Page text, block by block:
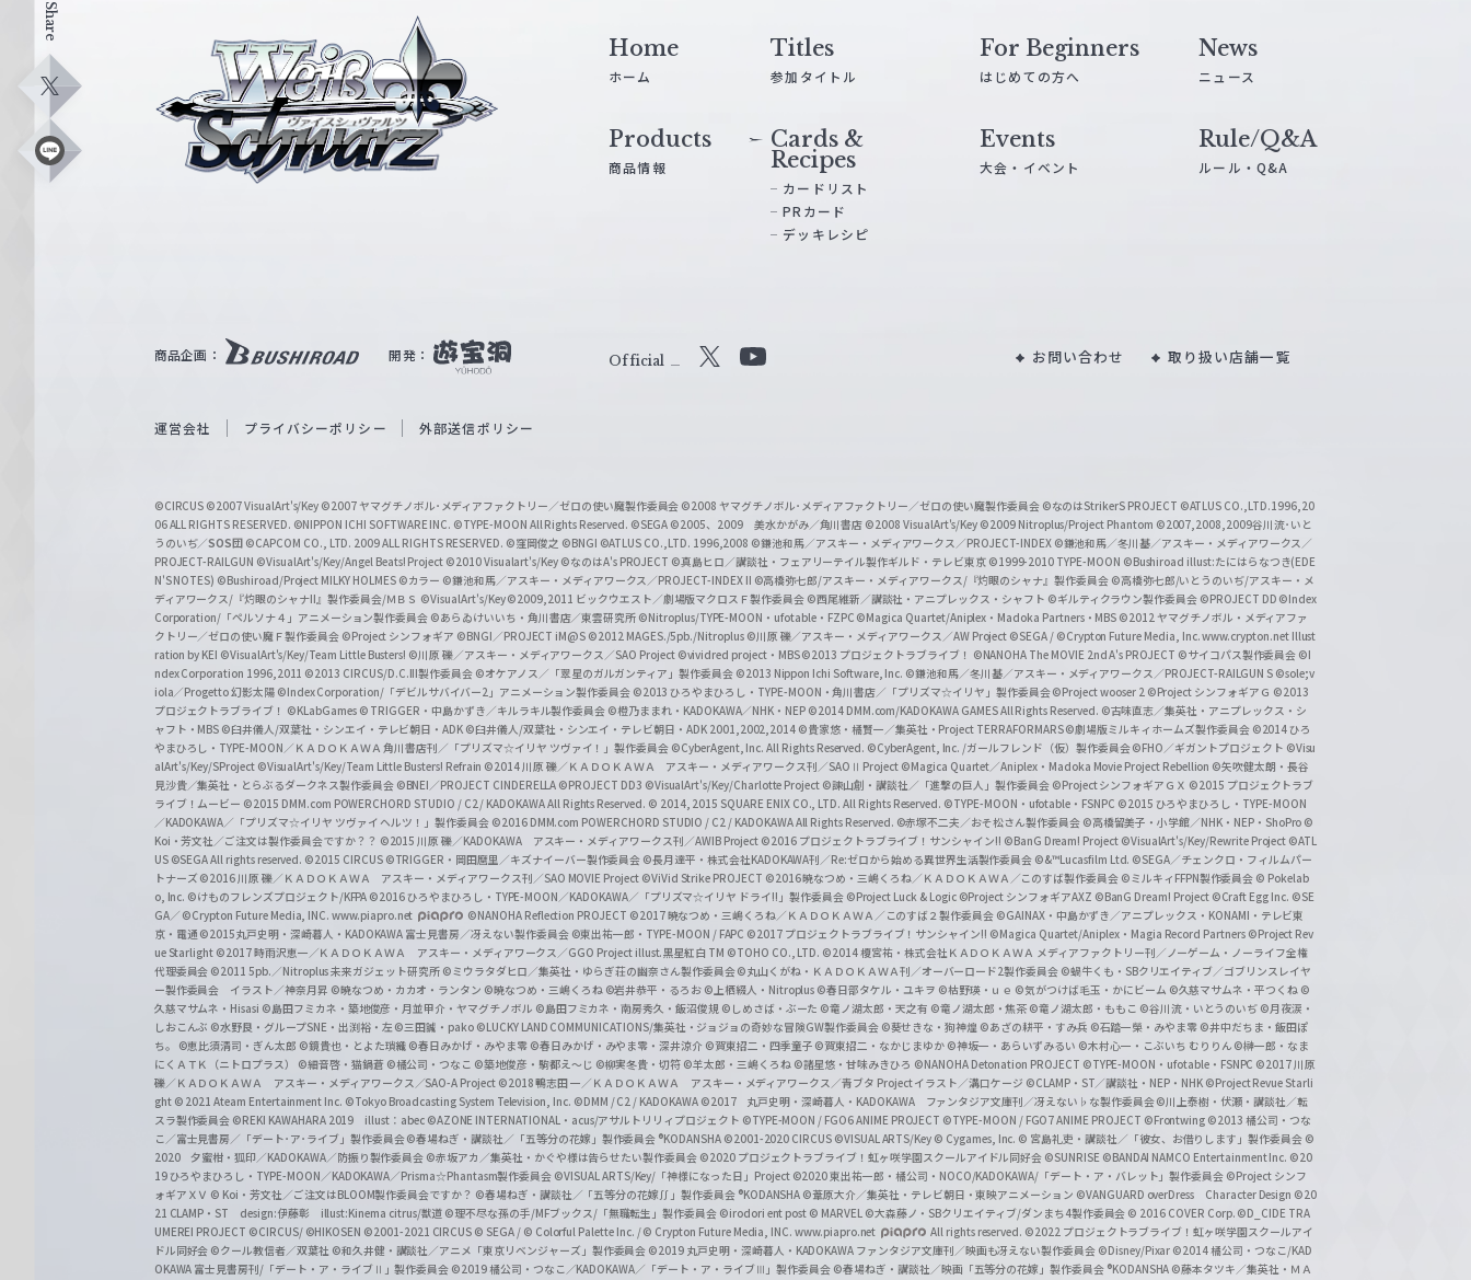
Share
X
L
ス
W
i
c
h
w
a
r
z
Home
ホーム
Titles
参加タイトル
For Beginners
はじめての方へ
News
ニュース
Products
商品情報
Cards &
Recipes
カードリスト
PRカード
デッキレシピ
Events
大会・イベント
Rule/Q&A
ルール・Q&A
商品企画： 開発： Official
b
e
O
f
f
i
c
i
a
l
C
h
a
n
n
e
l
お問い合わせ 取り扱い店舗一覧
運営会社 プライバシーポリシー 外部送信ポリシー
©CIRCUS ©2007 VisualArt's/Key ©2007 ヤマグチノボル･メディアファクトリー／ゼロの使い魔製作委員会 ©2008 ヤマグチノボル･メディアファクトリー／ゼロの使い魔製作委員会 ©なのはStrikerS PROJECT ©ATLUS CO.,LTD.1996,20
06 ALL RIGHTS RESERVED. ©NIPPON ICHI SOFTWARE INC. ©TYPE-MOON All Rights Reserved. ©SEGA ©2005、2009 美水かがみ／角川書店 ©2008 VisualArt's/Key ©2009 Nitroplus/Project Phantom ©2007,2008,2009谷川流･いと
うのいぢ／SOS団 ©CAPCOM CO., LTD. 2009 ALL RIGHTS RESERVED. ©窪岡俊之 ©BNGI ©ATLUS CO.,LTD. 1996,2008 ©鎌池和馬／アスキー・メディアワークス／PROJECT-INDEX ©鎌池和馬／冬川基／アスキー・メディアワークス／
PROJECT-RAILGUN ©VisualArt's/Key/Angel Beats! Project ©2010 Visualart's/Key ©なのはA's PROJECT ©真島ヒロ／講談社・フェアリーテイル製作ギルド・テレビ東京 ©1999-2010 TYPE-MOON ©Bushiroad illust:たにはらなつき(EDE
N'S NOTES) ©Bushiroad/Project MILKY HOLMES ©カラー ©鎌池和馬／アスキー・メディアワークス／PROJECT-INDEX II ©高橋弥七郎/アスキー・メディアワークス/『灼眼のシャナ』製作委員会 ©高橋弥七郎/いとうのいぢ/アスキー・メ
ディアワークス/『灼眼のシャナII』製作委員会/ＭＢＳ ©VisualArt's/Key©2009,2011 ビックウエスト／劇場版マクロスＦ製作委員会 ©西尾維新／講談社・アニプレックス・シャフト ©ギルティクラウン製作委員会 ©PROJECT DD ©Index
Corporation/「ペルソナ４」アニメーション製作委員会 ©あらゐけいいち・角川書店／東雲研究所 ©Nitroplus/TYPE-MOON・ufotable・FZPC ©Magica Quartet/Aniplex・Madoka Partners・MBS ©2012 ヤマグチノボル・メディアファ
クトリー／ゼロの使い魔Ｆ製作委員会 ©Project シンフォギア ©BNGI／PROJECT iM@S ©2012 MAGES./5pb./Nitroplus ©川原 礫／アスキー・メディアワークス／AW Project ©SEGA / ©Crypton Future Media, Inc. www.crypton.net Illust
ration by KEI ©VisualArt's/Key/Team Little Busters! ©川原 礫／アスキー・メディアワークス／SAO Project ©vividred project・MBS ©2013 プロジェクトラブライブ！ ©NANOHA The MOVIE 2nd A's PROJECT ©サイコパス製作委員会 ©I
ndex Corporation 1996,2011 ©2013 CIRCUS/D.C.III製作委員会 ©オケアノス／「翠星のガルガンティア」製作委員会 ©2013 Nippon Ichi Software, Inc. ©鎌池和馬／冬川基／アスキー・メディアワークス／PROJECT-RAILGUN S ©sole;v
iola／Progetto 幻影太陽 ©Index Corporation/「デビルサバイバー2」アニメーション製作委員会 ©2013 ひろやまひろし・TYPE-MOON・角川書店／「プリズマ☆イリヤ」製作委員会©Project wooser 2 ©Project シンフォギアＧ ©2013
プロジェクトラブライブ！ ©KLabGames © TRIGGER・中島かずき／キルラキル製作委員会 ©橙乃ままれ・KADOKAWA／NHK・NEP ©2014 DMM.com/KADOKAWA GAMES All Rights Reserved. ©古味直志／集英社・アニプレックス・シ
ャフト・MBS ©臼井儀人/双葉社・シンエイ・テレビ朝日・ADK ©臼井儀人/双葉社・シンエイ・テレビ朝日・ADK 2001,2002,2014 ©貴家悠・橘賢一／集英社・Project TERRAFORMARS©劇場版ミルキィホームズ製作委員会 ©2014 ひろ
やまひろし・TYPE-MOON／ＫＡＤＯＫＡＷＡ 角川書店刊／「プリズマ☆イリヤ ツヴァイ！」製作委員会 ©CyberAgent, Inc. All Rights Reserved. ©CyberAgent, Inc. /ガールフレンド（仮）製作委員会©FHO／ギガントプロジェクト ©Visu
alArt's/Key/SProject ©VisualArt's/Key/Team Little Busters! Refrain ©2014 川原 礫／ＫＡＤＯＫＡＷＡ アスキー・メディアワークス刊／SAOⅡ Project ©Magica Quartet／Aniplex・Madoka Movie Project Rebellion ©矢吹健太朗・長谷
見沙貴／集英社・とらぶるダークネス製作委員会 ©BNEI／PROJECT CINDERELLA ©PROJECT DD3 ©VisualArt's/Key/Charlotte Project ©諫山創・講談社／「進撃の巨人」製作委員会 ©Project シンフォギアＧＸ ©2015 プロジェクトラブ
ライブ！ムービー ©2015 DMM.com POWERCHORD STUDIO / C2 / KADOKAWA All Rights Reserved. © 2014, 2015 SQUARE ENIX CO., LTD. All Rights Reserved. ©TYPE-MOON・ufotable・FSNPC ©2015 ひろやまひろし・TYPE-MOON
／KADOKAWA／「プリズマ☆イリヤ ツヴァイ ヘルツ！」製作委員会 ©2016 DMM.com POWERCHORD STUDIO / C2 / KADOKAWA All Rights Reserved. ©赤塚不二夫／おそ松さん製作委員会 ©高橋留美子・小学館／NHK・NEP・ShoPro ©
Koi・芳文社／ご注文は製作委員会ですか？？ ©2015 川原 礫／KADOKAWA アスキー・メディアワークス刊／AWIB Project ©2016 プロジェクトラブライブ！サンシャイン!! ©BanG Dream! Project ©VisualArt's/Key/Rewrite Project ©ATL
US ©SEGA All rights reserved. ©2015 CIRCUS ©TRIGGER・岡田麿里／キズナイーバー製作委員会 ©長月達平・株式会社KADOKAWA刊／Re:ゼロから始める異世界生活製作委員会 ©&™Lucasfilm Ltd. ©SEGA／チェンクロ・フィルムパー
トナーズ©2016 川原 礫／ＫＡＤＯＫＡＷＡ アスキー・メディアワークス刊／SAO MOVIE Project ©ViVid Strike PROJECT ©2016 暁なつめ・三嶋くろね／ＫＡＤＯＫＡＷＡ／このすば製作委員会 ©ミルキィFFPN製作委員会 © Pokelab
o, Inc. ©けものフレンズプロジェクト/KFPA ©2016 ひろやまひろし・TYPE-MOON／KADOKAWA／「プリズマ☆イリヤ ドライ!!」製作委員会 ©Project Luck & Logic ©Project シンフォギアAXZ ©BanG Dream! Project ©Craft Egg Inc. ©SE
GA／ ©Crypton Future Media, INC. www.piapro.net
©NANOHA Reflection PROJECT ©2017 暁なつめ・三嶋くろね／ＫＡＤＯＫＡＷＡ／このすば２製作委員会 ©GAINAX・中島かずき／アニプレックス・KONAMI・テレビ東
京・電通 ©2015丸戸史明・深崎暮人・KADOKAWA 富士見書房／冴えない製作委員会 ©東出祐一郎・TYPE-MOON / FAPC ©2017 プロジェクトラブライブ！サンシャイン!! ©Magica Quartet/Aniplex・Magia Record Partners ©Project Rev
ue Starlight ©2017 時雨沢恵一／ＫＡＤＯＫＡＷＡ アスキー・メディアワークス／GGO Project illust.黒星紅白 TM ©TOHO CO., LTD. ©2014 榎宮祐・株式会社ＫＡＤＯＫＡＷＡ メディアファクトリー刊／ノーゲーム・ノーライフ全権
代理委員会 ©2011 5pb.／Nitroplus 未来ガジェット研究所 ©ミウラタダヒロ／集英社・ゆらぎ荘の幽奈さん製作委員会©丸山くがね・ＫＡＤＯＫＡＷＡ刊／オーバーロード2製作委員会 ©蝸牛くも・SBクリエイティブ／ゴブリンスレイヤ
ー製作委員会 イラスト／神奈月昇 ©暁なつめ・カカオ・ランタン ©暁なつめ・三嶋くろね ©岩井恭平・るろお ©上栖綴人・Nitroplus ©春日部タケル・ユキヲ ©枯野瑛・ｕｅ ©気がつけば毛玉・かにビーム ©久慈マサムネ・平つくね ©
久慈マサムネ・Hisasi ©島田フミカネ・築地俊彦・月並甲介・ヤマグチノボル ©島田フミカネ・南房秀久・飯沼俊規 ©しめさば・ぶーた ©竜ノ湖太郎・天之有 ©竜ノ湖太郎・焦茶 ©竜ノ湖太郎・ももこ ©谷川流・いとうのいぢ ©月夜涙・
しおこんぶ ©水野良・グループSNE・出渕裕・左 ©三田誠・pako ©LUCKY LAND COMMUNICATIONS/集英社・ジョジョの奇妙な冒険GW製作委員会 ©葵せきな・狗神煌 ©あざの耕平・すみ兵 ©石踏一榮・みやま零 ©井中だちま・飯田ぽ
ち。
©恵比須清司・ぎん太郎 ©鏡貴也・とよた瑣織 ©春日みかげ・みやま零 ©春日みかげ・みやま零・深井涼介 ©賀東招二・四季童子 ©賀東招二・なかじまゆか ©神坂一・あらいずみるい ©木村心一・こぶいち むりりん ©榊一郎・なま
にくＡＴＫ（ニトロプラス） ©細音啓・猫鍋蒼 ©橘公司・つなこ ©築地俊彦・駒都え～じ ©柳実冬貴・切符 ©羊太郎・三嶋くろね ©諸星悠・甘味みきひろ ©NANOHA Detonation PROJECT ©TYPE-MOON・ufotable・FSNPC ©2017 川原
礫／ＫＡＤＯＫＡＷＡ アスキー・メディアワークス／SAO-A Project ©2018 鴨志田 一／ＫＡＤＯＫＡＷＡ アスキー・メディアワークス／青ブタ Project イラスト／溝口ケージ ©CLAMP・ST／講談社・NEP・NHK ©Project Revue Starli
ght © 2021 Ateam Entertainment Inc. ©Tokyo Broadcasting System Television, Inc. ©DMM / C2 / KADOKAWA ©2017 丸戸史明・深崎暮人・KADOKAWA ファンタジア文庫刊／冴えない♭な製作委員会©川上泰樹・伏瀬・講談社／転
スラ製作委員会 ©REKI KAWAHARA 2019 illust：abec ©AZONE INTERNATIONAL・acus/アサルトリリィプロジェクト ©TYPE-MOON / FGO6 ANIME PROJECT ©TYPE-MOON / FGO7 ANIME PROJECT ©Frontwing ©2013 橘公司・つな
こ／富士見書房／「デート･ア･ライブ」製作委員会©春場ねぎ・講談社／「五等分の花嫁」製作委員会 ®KODANSHA ©2001-2020 CIRCUS ©VISUAL ARTS/Key © Cygames, Inc. © 宮島礼吏・講談社／「彼女、お借りします」製作委員会 ©
2020 夕蜜柑・狐印／KADOKAWA／防振り製作委員会 ©赤坂アカ／集英社・かぐや様は告らせたい製作委員会 ©2020 プロジェクトラブライブ！虹ヶ咲学園スクールアイドル同好会 ©SUNRISE ©BANDAI NAMCO Entertainment Inc. ©20
19 ひろやまひろし・TYPE-MOON／KADOKAWA／Prisma☆Phantasm製作委員会 ©VISUAL ARTS/Key/「神様になった日」Project ©2020 東出祐一郎・橘公司・NOCO/KADOKAWA/「デート・ア・バレット」製作委員会 ©Project シンフ
ォギアＸＶ © Koi・芳文社／ご注文はBLOOM製作委員会ですか？ ©春場ねぎ・講談社／「五等分の花嫁∬」製作委員会 ®KODANSHA ©葦原大介／集英社・テレビ朝日・東映アニメーション ©VANGUARD overDress Character Design ©20
21 CLAMP・ST design:伊藤彰 illust:Kinema citrus/獣道 ©理不尽な孫の手/MFブックス/「無職転生」製作委員会 ©irodori ent post © MARVEL ©大森藤ノ・SBクリエイティブ/ダンまち4製作委員会 © 2016 COVER Corp. ©D_CIDE TRA
UMEREI PROJECT ©CIRCUS/ ©HIKOSEN ©2001-2021 CIRCUS © SEGA / © Colorful Palette Inc. / © Crypton Future Media, INC. www.piapro.net All rights reserved. ©2022 プロジェクトラブライブ！虹ヶ咲学園スクールアイ
ドル同好会 ©クール教信者／双葉社 ©和久井健・講談社／アニメ「東京リベンジャーズ」製作委員会 ©2019 丸戸史明・深崎暮人・KADOKAWA ファンタジア文庫刊／映画も冴えない製作委員会 ©Disney/Pixar ©2014 橘公司・つなこ/KAD
OKAWA 富士見書房刊/「デート・ア・ライブⅡ」製作委員会 ©2019 橘公司・つなこ／KADOKAWA／「デート・ア・ライブⅢ」製作委員会 ©春場ねぎ・講談社／映画「五等分の花嫁」製作委員会 ®KODANSHA ©藤本タツキ／集英社・ＭＡ